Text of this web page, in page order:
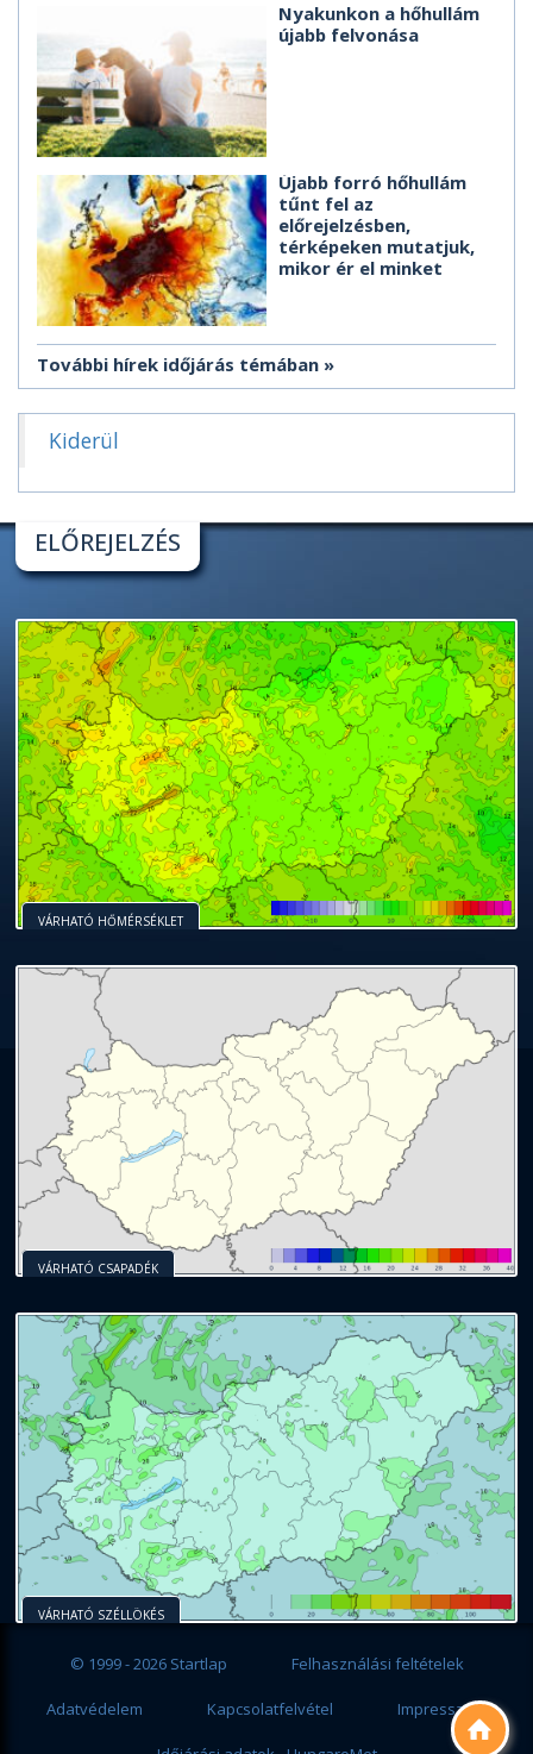

Nyakunkon a hőhullám
újabb felvonása
Újabb forró hőhullám
tűnt fel az
előrejelzésben,
térképeken mutatjuk,
mikor ér el minket
További hírek időjárás témában
Kiderül
ELŐREJELZÉS
VÁRHATÓ HŐMÉRSÉKLET
VÁRHATÓ CSAPADÉK
VÁRHATÓ SZÉLLÖKÉS
© 1999 - 2026 Startlap Felhasználási feltételek
Adatvédelem Kapcsolatfelvétel Impresszum